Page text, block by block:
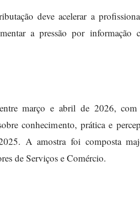
deve acelerar a
a pressão por informação
março e abril de 2026, com
conhecimento, prática e
A amostra foi composta
de Serviços e Comércio.